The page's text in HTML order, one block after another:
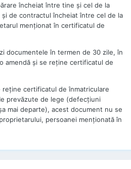
încheiat între tine şi cel de la
şi de contractul încheiat între cel de la
menţionat în certificatul de
documentele în termen de 30 zile, în
amendă şi se reţine certificatul de
certificatul de înmatriculare
prevăzute de lege (defecţiuni
mai departe), acest document nu se
persoanei menţionată în